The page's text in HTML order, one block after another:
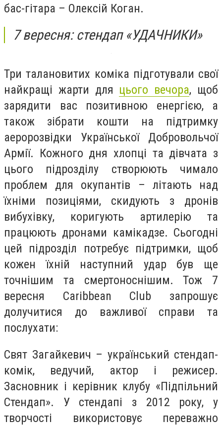
бас-гітара – Олексій Коган.
7 вересня: стендап «УДАЧНИКИ»
Три талановитих коміка підготували свої
найкращі жарти для цього вечора, щоб
зарядити вас позитивною енергією, а
також зібрати кошти на підтримку
аеророзвідки Української Добровольчої
Армії. Кожного дня хлопці та дівчата з
цього підрозділу створюють чимало
проблем для окупантів – літають над
їхніми позиціями, скидують з дронів
вибухівку, коригують артилерію та
працюють дронами камікадзе. Сьогодні
цей підрозділ потребує підтримки, щоб
кожен їхній наступний удар був ще
точнішим та смертоноснішим. Тож 7
вересня Caribbean Club запрошує
долучитися до важливої справи та
послухати:
Свят Загайкевич – український стендап-
комік, ведучий, актор і режисер.
Засновник і керівник клубу «Підпільний
Стендап». У стендапі з 2012 року, у
творчості використовує переважно